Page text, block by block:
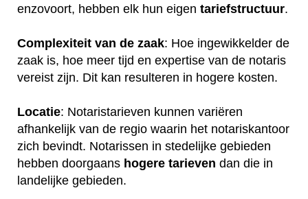
enzovoort, hebben elk hun eigen tariefstructuur.
Complexiteit van de zaak: Hoe ingewikkelder de
zaak is, hoe meer tijd en expertise van de notaris
vereist zijn. Dit kan resulteren in hogere kosten.
Locatie: Notaristarieven kunnen variëren
afhankelijk van de regio waarin het notariskantoor
zich bevindt. Notarissen in stedelijke gebieden
hebben doorgaans hogere tarieven dan die in
landelijke gebieden.